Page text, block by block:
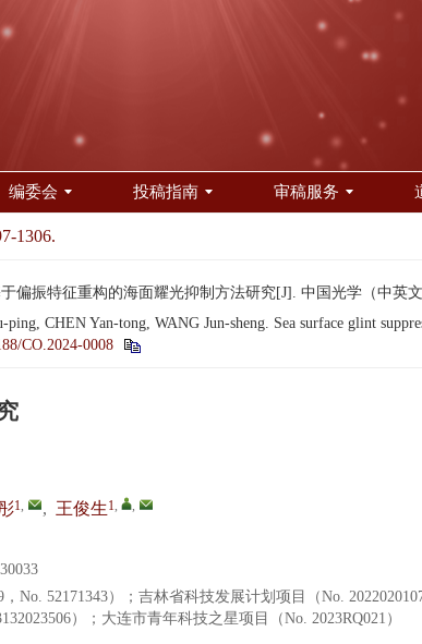
编委会 投稿指南 审稿服务
1306.
偏振特征重构的海面耀光抑制方法研究[J]. 中国光学（中英文
CHEN Yan-tong, WANG Jun-sheng. Sea surface glint
CO.2024-0008
1, , 王俊生1, ,
No. 52171343）；吉林省科技发展计划项目（No.
）；大连市青年科技之星项目（No. 2023RQ021）